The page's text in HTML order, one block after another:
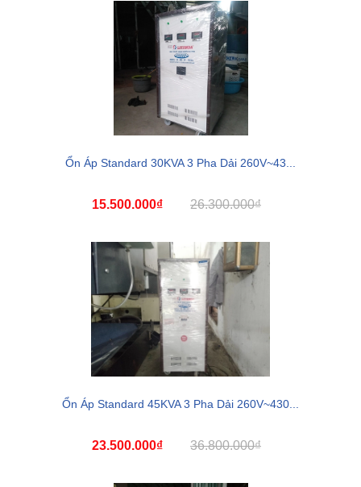
Ổn Áp Standard 30KVA 3 Pha Dải 260V~43...
15.500.000₫ 26.300.000₫
Ổn Áp Standard 45KVA 3 Pha Dải 260V~430...
23.500.000₫ 36.800.000₫